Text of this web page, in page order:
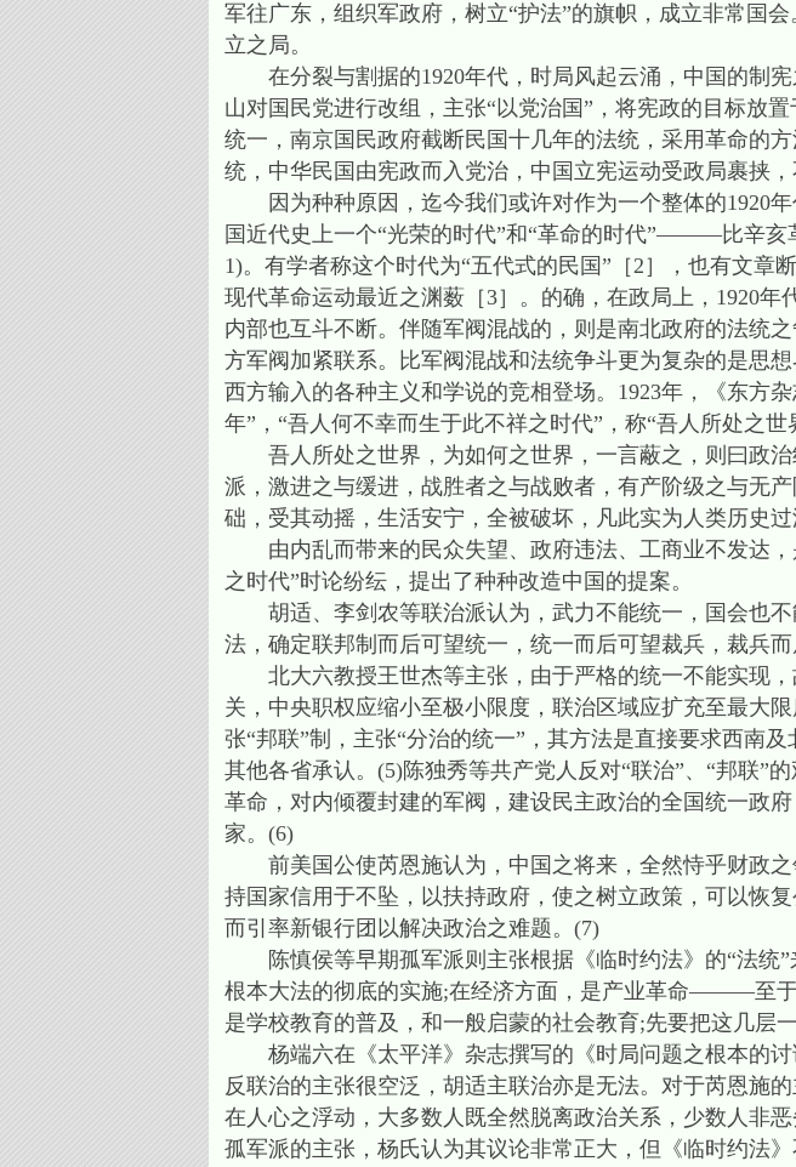
军往广东，组织军政府，树立“护法”的旗帜，成立非常国
立之局。
在分裂与割据的1920年代，时局风起云涌，中国的制宪
山对国民党进行改组，主张“以党治国”，将宪政的目标放
统一，南京国民政府截断民国十几年的法统，采用革命的
统，中华民国由宪政而入党治，中国立宪运动受政局裹挟，
因为种种原因，迄今我们或许对作为一个整体的1920年
国近代史上一个“光荣的时代”和“革命的时代”———比辛亥
1)。有学者称这个时代为“五代式的民国”［2］，也有文章
现代革命运动最近之渊薮［3］。的确，在政局上，1920
内部也互斗不断。伴随军阀混战的，则是南北政府的法统
方军阀加紧联系。比军阀混战和法统争斗更为复杂的是思
西方输入的各种主义和学说的竞相登场。1923年，《东方
年”，“吾人何不幸而生于此不祥之时代”，称“吾人所处之
吾人所处之世界，为如何之世界，一言蔽之，则曰政治
派，激进之与缓进，战胜者之与战败者，有产阶级之与无
础，受其动摇，生活安宁，全被破坏，凡此实为人类历史
由内乱而带来的民众失望、政府违法、工商业不发达，
之时代”时论纷纭，提出了种种改造中国的提案。
胡适、李剑农等联治派认为，武力不能统一，国会也不
法，确定联邦制而后可望统一，统一而后可望裁兵，裁兵
北大六教授王世杰等主张，由于严格的统一不能实现，
关，中央职权应缩小至极小限度，联治区域应扩充至最大
张“邦联”制，主张“分治的统一”，其方法是直接要求西南
其他各省承认。(5)陈独秀等共产党人反对“联治”、“邦联”
革命，对内倾覆封建的军阀，建设民主政治的全国统一政
家。(6)
前美国公使芮恩施认为，中国之将来，全然恃乎财政之
持国家信用于不坠，以扶持政府，使之树立政策，可以恢
而引率新银行团以解决政治之难题。(7)
陈慎侯等早期孤军派则主张根据《临时约法》的“法统”
根本大法的彻底的实施;在经济方面，是产业革命———至
是学校教育的普及，和一般启蒙的社会教育;先要把这几层
杨端六在《太平洋》杂志撰写的《时局问题之根本的讨
反联治的主张很空泛，胡适主联治亦是无法。对于芮恩施
在人心之浮动，大多数人既全然脱离政治关系，少数人非
孤军派的主张，杨氏认为其议论非常正大，但《临时约法